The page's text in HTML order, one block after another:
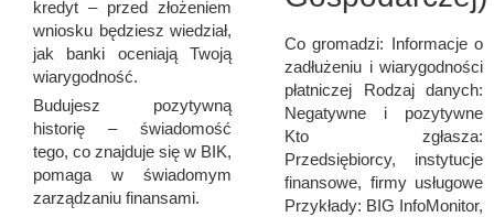
kredyt – przed złożeniem
wniosku będziesz wiedział,
jak banki oceniają Twoją
wiarygodność.
Budujesz pozytywną
historię – świadomość
tego, co znajduje się w BIK,
pomaga w świadomym
zarządzaniu finansami.
Co gromadzi: Informacje o
zadłużeniu i wiarygodności
płatniczej Rodzaj danych:
Negatywne i pozytywne
Kto zgłasza:
Przedsiębiorcy, instytucje
finansowe, firmy usługowe
Przykłady: BIG InfoMonitor,